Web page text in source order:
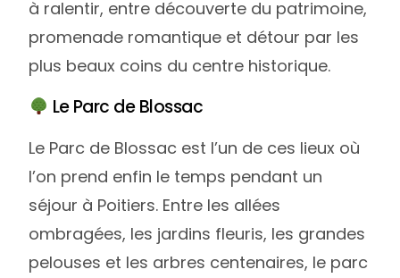
à ralentir, entre découverte du patrimoine,
promenade romantique et détour par les
plus beaux coins du centre historique.
Le Parc de Blossac
Le Parc de Blossac est l’un de ces lieux où
l’on prend enfin le temps pendant un
séjour à Poitiers. Entre les allées
ombragées, les jardins fleuris, les grandes
pelouses et les arbres centenaires, le parc